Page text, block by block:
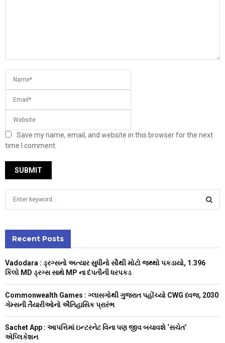
Save my name, email, and website in this browser for the next
time I comment.
h
o
C
Recent Posts
Vadodara : ડ્રગ્સનો અત્યાર સુધીનો સૌથી મોટો જથ્થો પકડાયો, 1.396
કિલો MD ડ્રગ્સ સાથે MP ના દંપતીની ધરપકડ
Commonwealth Games : ગ્લાસગોથી ગુજરાત પહોંચ્યો CWG ધ્વજ, 2030
ગેમ્સની તૈયારીઓનો ઐતિહાસિક પ્રારંભ
Sachet App : આપત્તિમાં ઇન્ટરનેટ વિના પણ જીવ બચાવશે ‘સચેત’
એપ્લિકેશન